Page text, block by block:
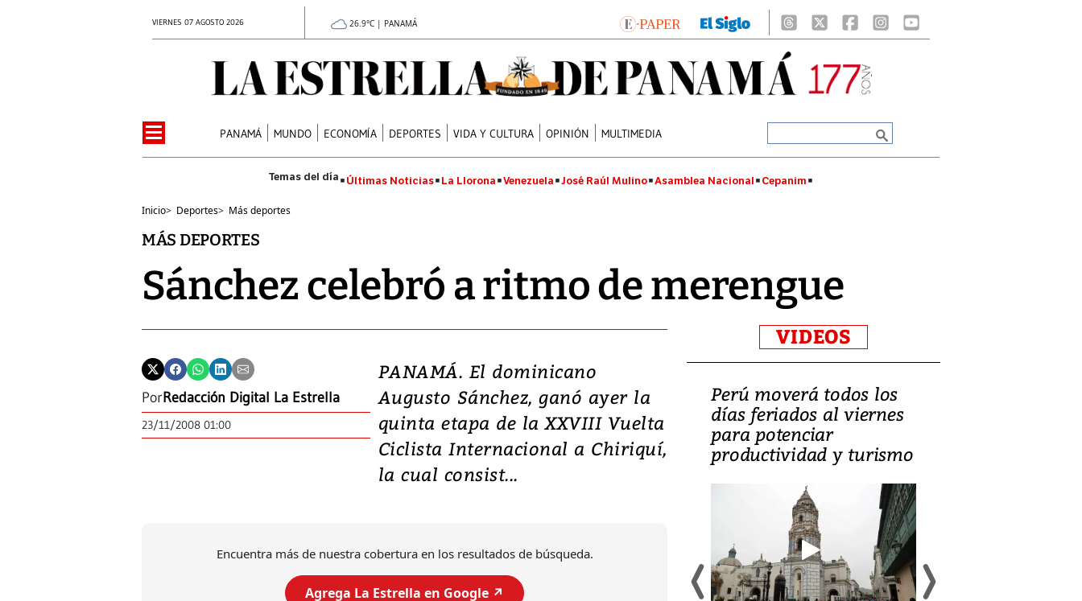
VIERNES 07 AGOSTO 2026 26.9°C | PANAMÁ
PANAMÁ MUNDO ECONOMÍA DEPORTES VIDA Y CULTURA OPINIÓN MULTIMEDIA
Últimas Noticias La Llorona Venezuela José Raúl Mulino Asamblea Nacional Cepanim
Inicio> Deportes> Más deportes
MÁS DEPORTES
Sánchez celebró a ritmo de merengue
PorRedacción Digital La Estrella
23/11/2008 01:00
PANAMÁ. El dominicano
Augusto Sánchez, ganó ayer la
quinta etapa de la XXVIII Vuelta
Ciclista Internacional a Chiriquí,
la cual consist...
Encuentra más de nuestra cobertura en los resultados de búsqueda.
Agrega La Estrella en Google ↗️
VIDEOS
Video: Lula lanza su
candidatura con
promesas de inversión
en defensa, educación y
tierras raras
Perú moverá todos los
días feriados al viernes
para potenciar
productividad y turismo